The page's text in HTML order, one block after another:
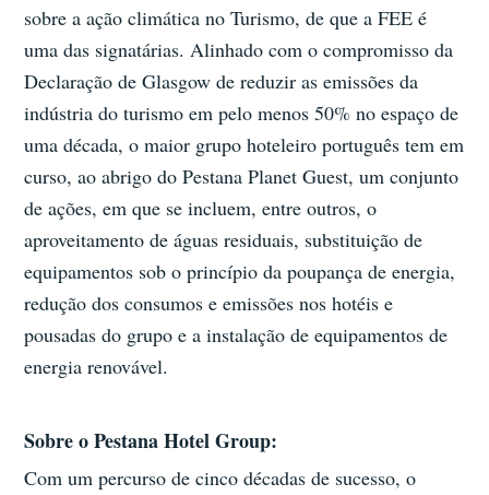
sobre a ação climática no Turismo, de que a FEE é
uma das signatárias. Alinhado com o compromisso da
Declaração de Glasgow de reduzir as emissões da
indústria do turismo em pelo menos 50% no espaço de
uma década, o maior grupo hoteleiro português tem em
curso, ao abrigo do Pestana Planet Guest, um conjunto
de ações, em que se incluem, entre outros, o
aproveitamento de águas residuais, substituição de
equipamentos sob o princípio da poupança de energia,
redução dos consumos e emissões nos hotéis e
pousadas do grupo e a instalação de equipamentos de
energia renovável.
Sobre o Pestana Hotel Group:
Com um percurso de cinco décadas de sucesso, o